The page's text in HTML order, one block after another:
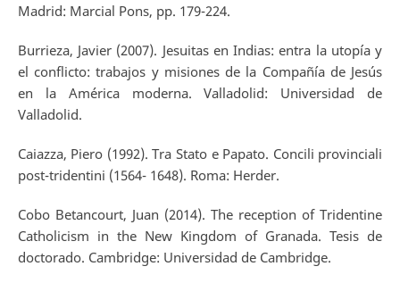
Madrid: Marcial Pons, pp. 179-224.
Burrieza, Javier (2007). Jesuitas en Indias: entra la utopía y
el conflicto: trabajos y misiones de la Compañía de Jesús
en la América moderna. Valladolid: Universidad de
Valladolid.
Caiazza, Piero (1992). Tra Stato e Papato. Concili provinciali
post-tridentini (1564- 1648). Roma: Herder.
Cobo Betancourt, Juan (2014). The reception of Tridentine
Catholicism in the New Kingdom of Granada. Tesis de
doctorado. Cambridge: Universidad de Cambridge.